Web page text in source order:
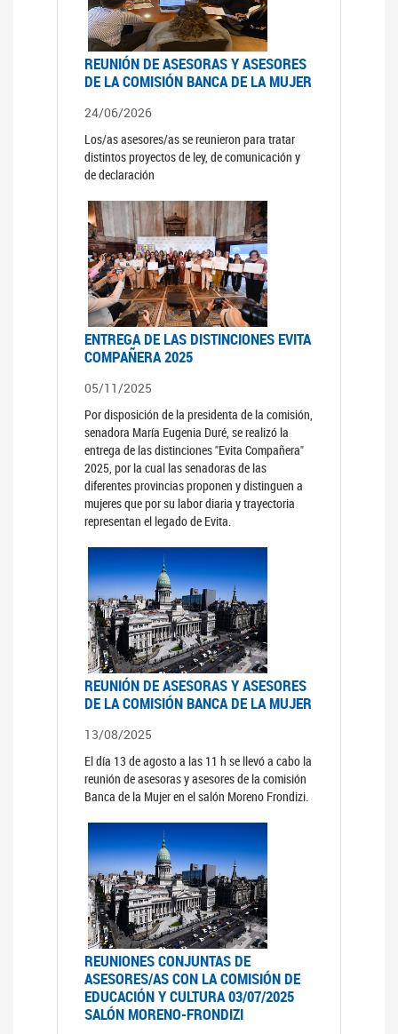
REUNIÓN DE ASESORAS Y ASESORES
DE LA COMISIÓN BANCA DE LA MUJER
24/06/2026
Los/as asesores/as se reunieron para tratar
distintos proyectos de ley, de comunicación y
de declaración
ENTREGA DE LAS DISTINCIONES EVITA
COMPAÑERA 2025
05/11/2025
Por disposición de la presidenta de la comisión,
senadora María Eugenia Duré, se realizó la
entrega de las distinciones "Evita Compañera"
2025, por la cual las senadoras de las
diferentes provincias proponen y distinguen a
mujeres que por su labor diaria y trayectoria
representan el legado de Evita.
REUNIÓN DE ASESORAS Y ASESORES
DE LA COMISIÓN BANCA DE LA MUJER
13/08/2025
El día 13 de agosto a las 11 h se llevó a cabo la
reunión de asesoras y asesores de la comisión
Banca de la Mujer en el salón Moreno Frondizi.
REUNIONES CONJUNTAS DE
ASESORES/AS CON LA COMISIÓN DE
EDUCACIÓN Y CULTURA 03/07/2025
SALÓN MORENO-FRONDIZI